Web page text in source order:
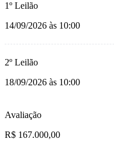
1º Leilão
14/09/2026 às 10:00
2º Leilão
18/09/2026 às 10:00
Avaliação
R$ 167.000,00